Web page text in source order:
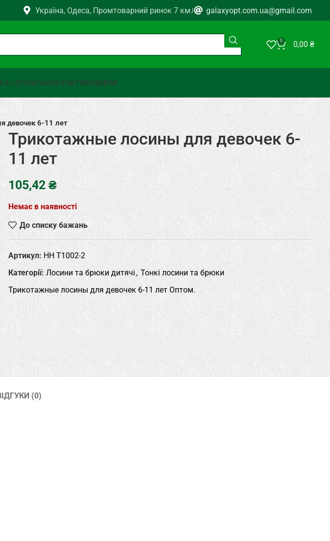
Україна, Одеса, Промтоварний ринок 7 км. galaxyopt.com.ua@gmail.com
0 0,00 ₴
І ОПЛАТАКОНТАКТИНОВИНИ
девочек 6-11 лет
Трикотажные лосины для девочек 6-
11 лет
₴
Немає в наявності
До списку бажань
Артикул: HH T1002-2
Категорії: Лосини та брюки дитячі , Тонкі лосини та брюки
Трикотажные лосины для девочек 6-11 лет Оптом.
(0)